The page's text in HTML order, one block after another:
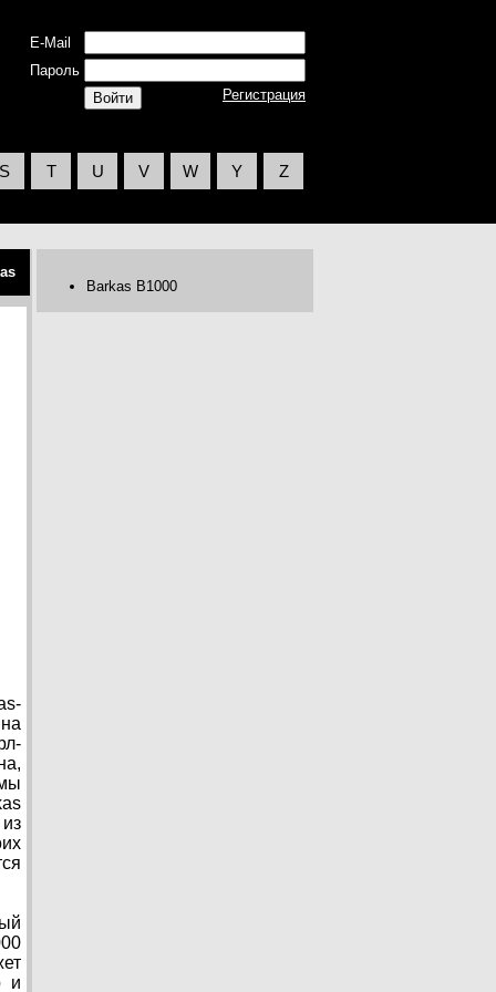
E-Mail
Пароль
Регистрация
S T U V W Y Z
и
Barkas B1000